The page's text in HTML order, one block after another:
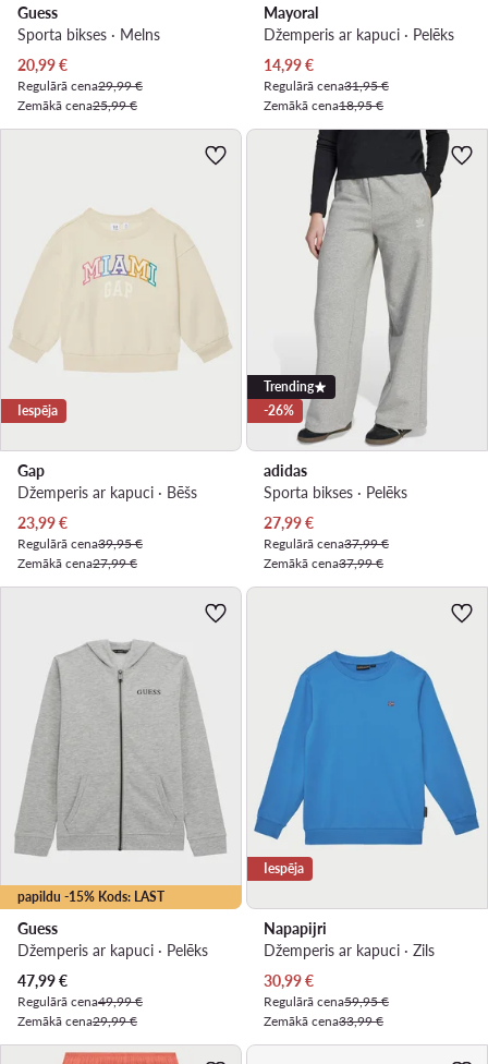
Guess
Sporta bikses · Melns
Pašreizējā cena
20,99€
Regulārā cena29,99 €
Zemākā cena25,99 €
Mayoral
Džemperis ar kapuci · Pelēks
Pašreizējā cena
14,99€
Regulārā cena31,95 €
Zemākā cena18,95 €
Iespēja
Gap
Džemperis ar kapuci · Bēšs
Pašreizējā cena
23,99€
Regulārā cena39,95 €
Zemākā cena27,99 €
Trending
-26%
adidas
Sporta bikses · Pelēks
Pašreizējā cena
27,99€
Regulārā cena37,99 €
Zemākā cena37,99 €
papildu -15% Kods: LAST
Guess
Džemperis ar kapuci · Pelēks
Pašreizējā cena
47,99€
Regulārā cena49,99 €
Zemākā cena29,99 €
Iespēja
Napapijri
Džemperis ar kapuci · Zils
Pašreizējā cena
30,99€
Regulārā cena59,95 €
Zemākā cena33,99 €